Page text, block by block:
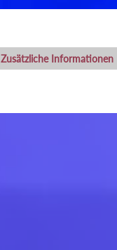
Zusätzliche Informationen